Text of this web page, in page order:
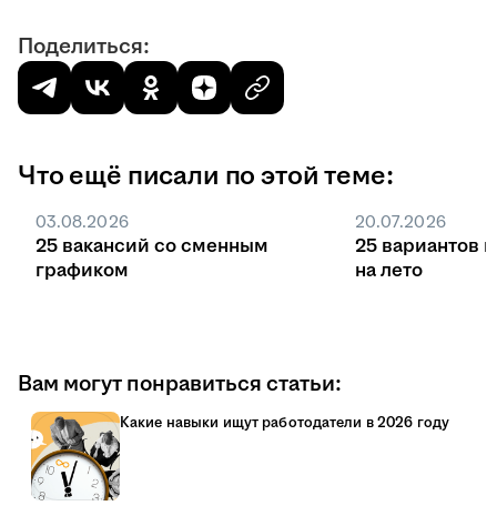
Поделиться:
Что ещё писали по этой теме:
03.08.2026
25 вакансий со сменным
графиком
20.07.2026
25 вариантов
на лето
Вам могут понравиться статьи:
Какие навыки ищут работодатели в 2026 году